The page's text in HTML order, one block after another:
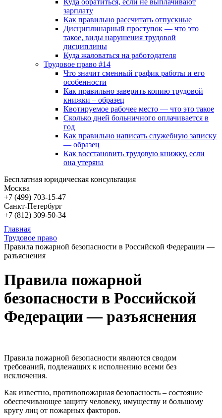
Куда обратиться, если не выплачивают
зарплату
Как правильно рассчитать отпускные
Дисциплинарный проступок — что это
такое, виды нарушения трудовой
дисциплины
Куда жаловаться на работодателя
Трудовое право #14
Что значит сменный график работы и его
особенности
Как правильно заверить копию трудовой
книжки – образец
Квотируемое рабочее место — что это такое
Сколько дней больничного оплачивается в
год
Как правильно написать служебную записку
— образец
Как восстановить трудовую книжку, если
она утеряна
Бесплатная юридическая консультация
Москва
+7 (499) 703-15-47
Санкт-Петербург
+7 (812) 309-50-34
Главная
Трудовое право
Правила пожарной безопасности в Российской Федерации —
разъяснения
Правила пожарной
безопасности в Российской
Федерации — разъяснения
Правила пожарной безопасности являются сводом
требований, подлежащих к исполнению всеми без
исключения.
Как известно, противопожарная безопасность – состояние
обеспечивающее защиту человеку, имуществу и большому
кругу лиц от пожарных факторов.